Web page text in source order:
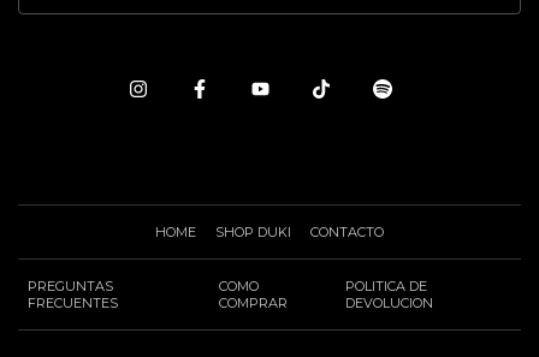
HOME SHOP DUKI CONTACTO
PREGUNTAS
FRECUENTES
COMO
COMPRAR
POLITICA DE
DEVOLUCION